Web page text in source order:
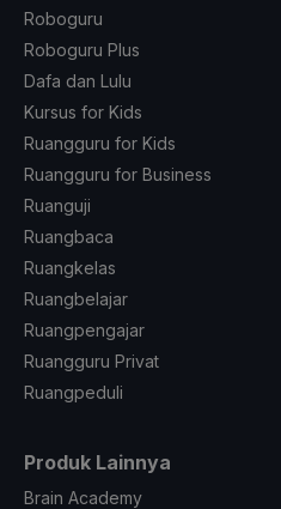
Roboguru
Roboguru Plus
Dafa dan Lulu
Kursus for Kids
Ruangguru for Kids
Ruangguru for Business
Ruanguji
Ruangbaca
Ruangkelas
Ruangbelajar
Ruangpengajar
Ruangguru Privat
Ruangpeduli
Produk Lainnya
Brain Academy